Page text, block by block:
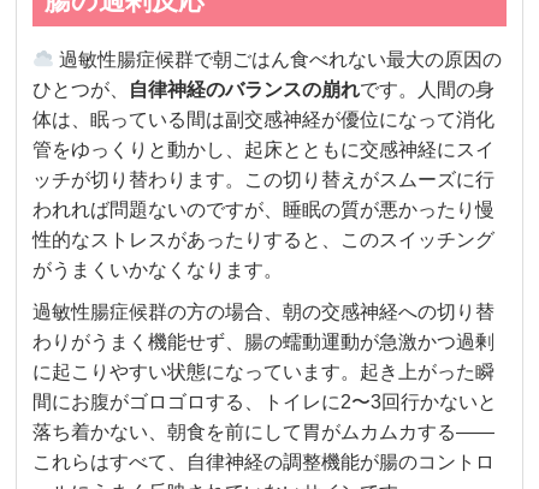
過敏性腸症候群で朝ごはん食べれない最大の原因の
ひとつが、
自律神経のバランスの崩れです。人間の身
体は、眠っている間は副交感神経が優位になって消化
管をゆっくりと動かし、起床とともに交感神経にスイ
ッチが切り替わります。この切り替えがスムーズに行
われれば問題ないのですが、睡眠の質が悪かったり慢
性的なストレスがあったりすると、このスイッチング
がうまくいかなくなります。
過敏性腸症候群の方の場合、朝の交感神経への切り替
わりがうまく機能せず、腸の蠕動運動が急激かつ過剰
に起こりやすい状態になっています。起き上がった瞬
間にお腹がゴロゴロする、トイレに2〜3回行かないと
落ち着かない、朝食を前にして胃がムカムカする——
これらはすべて、自律神経の調整機能が腸のコントロ